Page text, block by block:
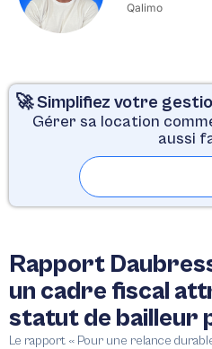
Qalimo
🚀 Simplifiez votre
Gérer sa location
aussi
Rapport
un cadre fiscal
statut de bailleur
Le rapport « Pour une relance